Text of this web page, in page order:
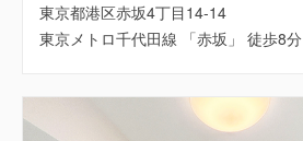
東京都港区赤坂4丁目14-14
東京メトロ千代田線 「赤坂」 徒歩8分